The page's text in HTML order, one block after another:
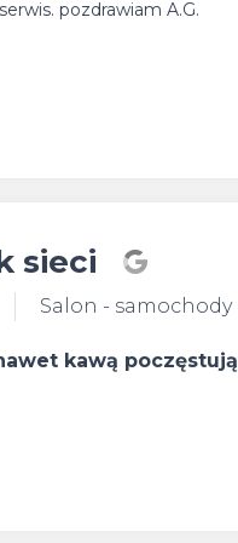
pozdrawiam A.G.
sieci
Salon -
kawą poczęstują